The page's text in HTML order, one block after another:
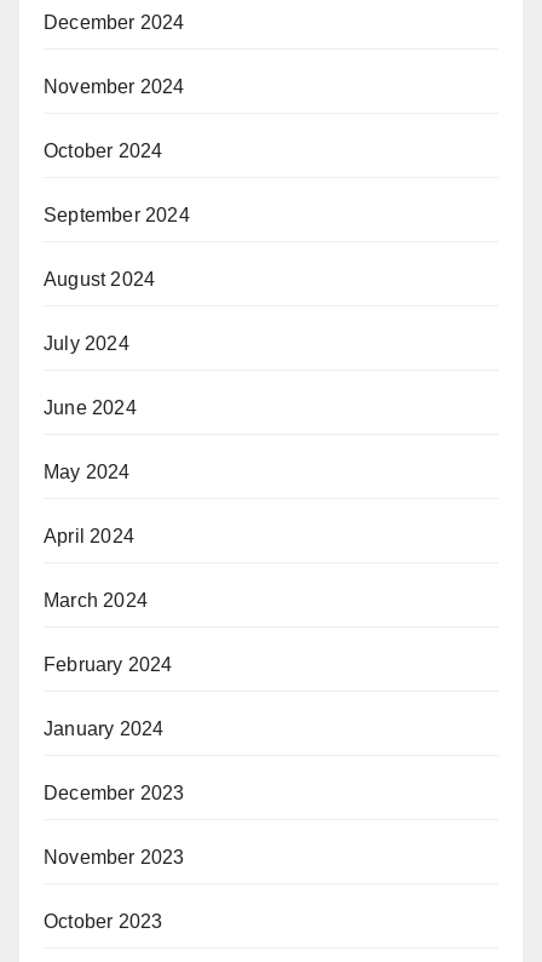
December 2024
November 2024
October 2024
September 2024
August 2024
July 2024
June 2024
May 2024
April 2024
March 2024
February 2024
January 2024
December 2023
November 2023
October 2023